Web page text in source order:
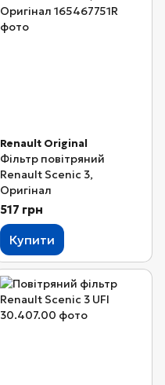
Renault Original
Фільтр повітряний
Renault Scenic 3,
Оригінал
517 грн
Купити